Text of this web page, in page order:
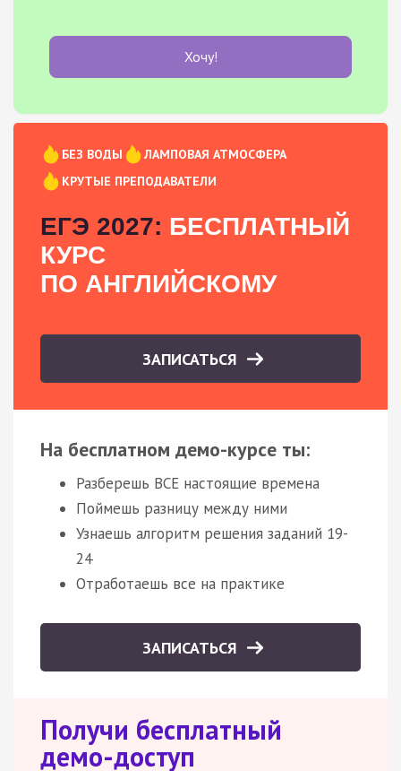
Хочу!
БЕЗ ВОДЫ
ЛАМПОВАЯ АТМОСФЕРА
КРУТЫЕ ПРЕПОДАВАТЕЛИ
ЕГЭ 2027: БЕСПЛАТНЫЙ
КУРС
ПО АНГЛИЙСКОМУ
ЗАПИСАТЬСЯ
На бесплатном демо-курсе ты:
Разберешь ВСЕ настоящие времена
Поймешь разницу между ними
Узнаешь алгоритм решения заданий 19-
24
Отработаешь все на практике
ЗАПИСАТЬСЯ
Получи бесплатный
демо-доступ